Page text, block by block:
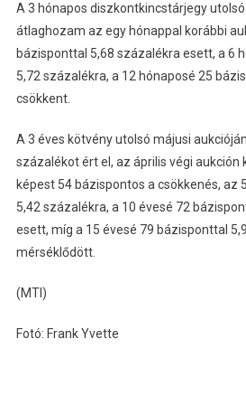
A 3 hónapos diszkontkincstárjegy
átlaghozam az egy hónappal korábbi
bázisponttal 5,68 százalékra esett, a 6
5,72 százalékra, a 12 hónaposé 25
csökkent.
A 3 éves kötvény utolsó májusi
százalékot ért el, az április végi
képest 54 bázispontos a csökkenés, az
5,42 százalékra, a 10 évesé 72
esett, míg a 15 évesé 79 bázisponttal
mérséklődött.
(MTI)
Fotó: Frank Yvette